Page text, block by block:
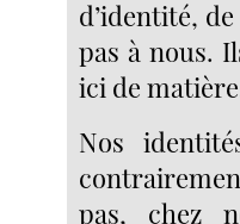
d’identité,
pas à nous.
ici de
Nos
pas, chez